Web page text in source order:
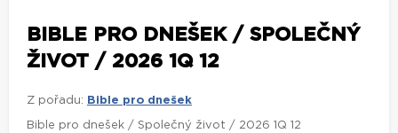
BIBLE PRO DNEŠEK / SPOLEČNÝ
ŽIVOT / 2026 1Q 12
Z pořadu: Bible pro dnešek
Bible pro dnešek / Společný život / 2026 1Q 12